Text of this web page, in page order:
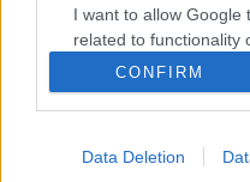
I want to allow Google
related to functionality
I want to allow Google
related to
I want to allow
CONFIRM
Data Deletion
StencingerNorbert•2011. május
A Magyar Hősök
ma e szent szoborhoz,
szobránál” című verse,